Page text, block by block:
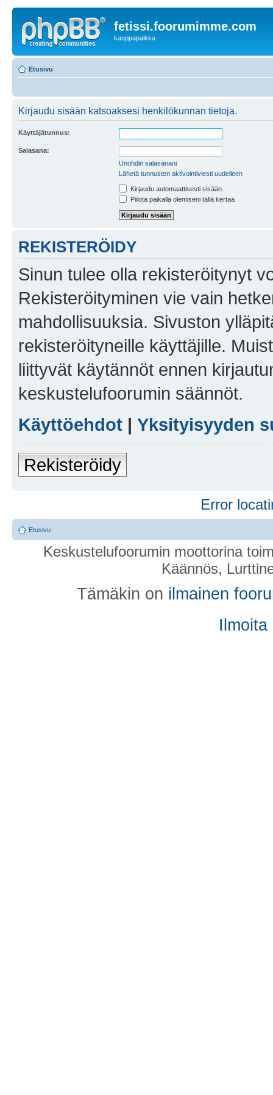
fetissi.foorumimme.com
kauppapaikka
Etusivu
Kirjaudu sisään katsoaksesi henkilökunnan tietoja.
Käyttäjätunnus:
Salasana:
Unohdin salasanani
Lähetä tunnusten aktivointiviesti uudelleen
Kirjaudu automaattisesti sisään.
Piilota paikalla olemiseni tällä kertaa
REKISTERÖIDY
Sinun tulee olla rekisteröitynyt
Rekisteröityminen vie vain
mahdollisuuksia. Sivuston
rekisteröityneille käyttäjille.
liittyvät käytännöt ennen
keskustelufoorumin säännöt.
Käyttöehdot | Yksityisyyden
Rekisteröidy
Error
Etusivu
Keskustelufoorumin moottorina
Käännös,
Tämäkin on ilmainen